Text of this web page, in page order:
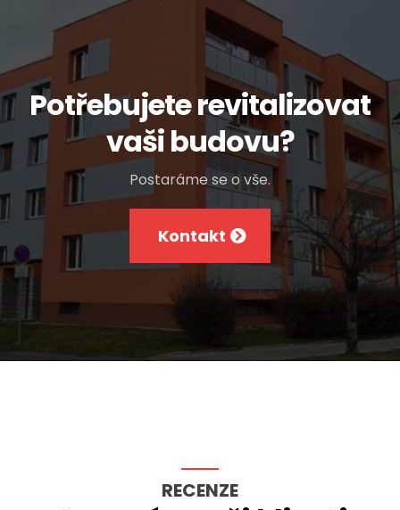
Potřebujete revitalizovat
vaši budovu?
Postaráme se o vše.
Kontakt
RECENZE